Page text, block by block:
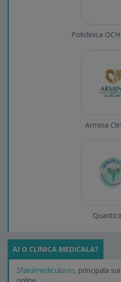
Policlinica
Armina
AI O CLINICA MEDICALA?
Sfatulmedicului.ro, principala